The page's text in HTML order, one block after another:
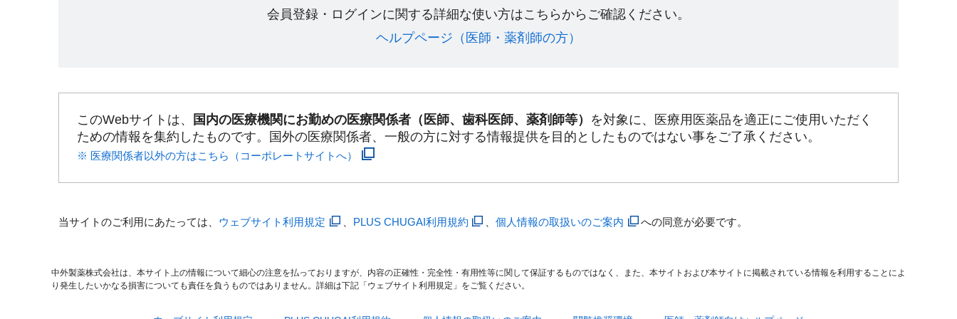
会員登録・ログインに関する詳細な使い方はこちらからご確認ください。​
ヘルプページ（医師・薬剤師の方）​
このWebサイトは、 国内の医療機関にお勤めの医療関係者（医師、歯科医師、薬剤師等） を対象に、医療用医薬品を適正にご使用いただく
ための情報を集約したものです。国外の医療関係者、一般の方に対する情報提供を目的としたものではない事をご了承ください。
※ 医療関係者以外の方はこちら（コーポレートサイトへ）
当サイトのご利用にあたっては、 ウェブサイト利用規定 PLUS CHUGAI利用規約 、個人情報の取扱いのご案内 への同意が必要です。
中外製薬株式会社は、本サイト上の情報について細心の注意を払っておりますが、内容の正確性・完全性・有用性等に関して保証するものではなく、また、本サイトおよび本サイトに掲載されている情報を利用することによ
り発生したいかなる損害についても責任を負うものではありません。詳細は下記「ウェブサイト利用規定」をご覧ください。